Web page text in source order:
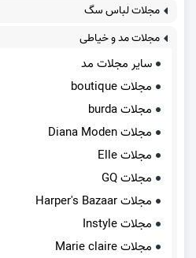
مجلات لباس سگ
مجلات مد و خیاطی
سایر مجلات مد
مجلات boutique
مجلات burda
مجلات Diana Moden
مجلات Elle
مجلات GQ
مجلات Harper's Bazaar
مجلات Instyle
مجلات Marie claire